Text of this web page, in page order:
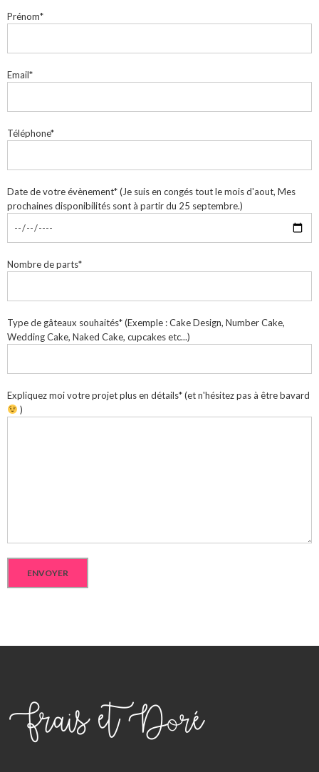
Prénom*
Email*
Téléphone*
Date de votre évènement* (Je suis en congés tout le mois d'aout, Mes
prochaines disponibilités sont à partir du 25 septembre.)
Nombre de parts*
Type de gâteaux souhaités* (Exemple : Cake Design, Number Cake,
Wedding Cake, Naked Cake, cupcakes etc...)
Expliquez moi votre projet plus en détails* (et n'hésitez pas à être bavard
)